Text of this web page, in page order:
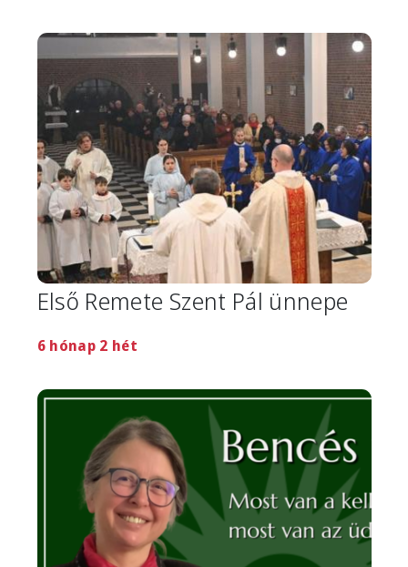
Image
Első Remete Szent Pál ünnepe
6 hónap 2 hét
Image